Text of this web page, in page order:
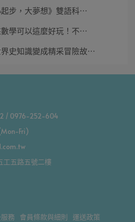
步，大夢想》雙語科⋯
學可以這麼好玩！不⋯
史知識變成精采冒險故⋯
/ 0976-252-604
Fri)
工五路五號二樓
務 會員條款與細則
運送政策